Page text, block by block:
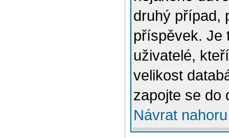
druhý případ,
příspěvek. Je
uživatelé,
velikost
zapojte se do
Návrat nahoru